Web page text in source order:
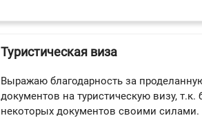
Туристическая виза
Выражаю благодарность за
документов на туристическую визу,
некоторых документов своими